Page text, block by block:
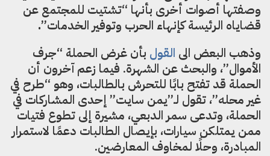
وصفتها أصوات أخرى بأنها “تشتيت للمجتمع عن
قضاياه الرئيسة كإنهاء الحرب وتوفير الخدمات”.
وذهب البعض الى القول بأن غرض الحملة “جرف
الأموال”، والبحث عن الشهرة. فيما زعم آخرون أن
الحملة قد تفتح بابًا للتحرش بالطالبات، وهو “طرح في
غير محله”، تقول لـ”يمن سايت” إحدى المشاركات في
الحملة، وتدعى سمر الدبعي، مشيرة إلى تطوع فتيات
ممن يمتلكن سيارات، بإيصال الطالبات دعمًا لاستمرار
المبادرة، وحلًا لمخاوف المعارضين.